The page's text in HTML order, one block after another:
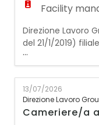
Facility
Direzione Lavoro
del 21/1/2019)
azienda cliente
pulizie. La risorsa
sarà inserita con
determinato con
stabile in azienda.
è di 33 ore
...
13/07/2026
Direzione Lavoro
Cameriere/a